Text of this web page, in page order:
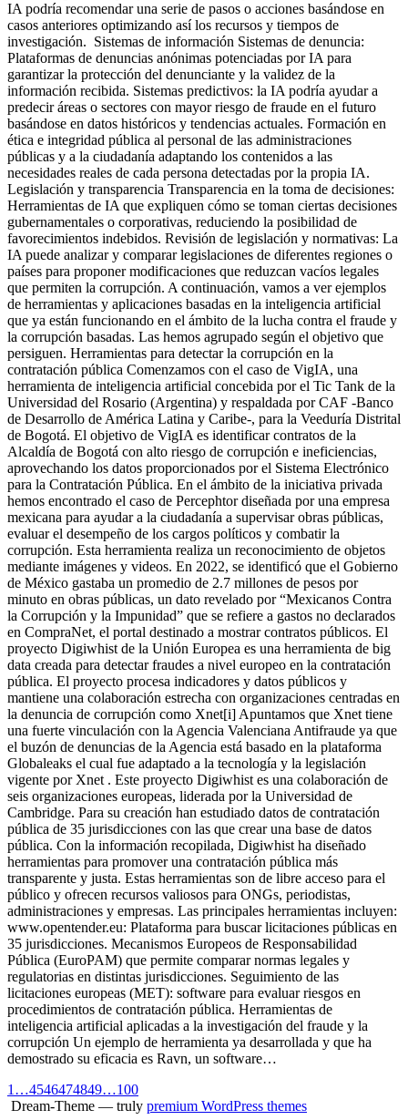
IA podría recomendar una serie de pasos o acciones basándose en
casos anteriores optimizando así los recursos y tiempos de
investigación. Sistemas de información Sistemas de denuncia:
Plataformas de denuncias anónimas potenciadas por IA para
garantizar la protección del denunciante y la validez de la
información recibida. Sistemas predictivos: la IA podría ayudar a
predecir áreas o sectores con mayor riesgo de fraude en el futuro
basándose en datos históricos y tendencias actuales. Formación en
ética e integridad pública al personal de las administraciones
públicas y a la ciudadanía adaptando los contenidos a las
necesidades reales de cada persona detectadas por la propia IA.
Legislación y transparencia Transparencia en la toma de decisiones:
Herramientas de IA que expliquen cómo se toman ciertas decisiones
gubernamentales o corporativas, reduciendo la posibilidad de
favorecimientos indebidos. Revisión de legislación y normativas: La
IA puede analizar y comparar legislaciones de diferentes regiones o
países para proponer modificaciones que reduzcan vacíos legales
que permiten la corrupción. A continuación, vamos a ver ejemplos
de herramientas y aplicaciones basadas en la inteligencia artificial
que ya están funcionando en el ámbito de la lucha contra el fraude y
la corrupción basadas. Las hemos agrupado según el objetivo que
persiguen. Herramientas para detectar la corrupción en la
contratación pública Comenzamos con el caso de VigIA, una
herramienta de inteligencia artificial concebida por el Tic Tank de la
Universidad del Rosario (Argentina) y respaldada por CAF -Banco
de Desarrollo de América Latina y Caribe-, para la Veeduría Distrital
de Bogotá. El objetivo de VigIA es identificar contratos de la
Alcaldía de Bogotá con alto riesgo de corrupción e ineficiencias,
aprovechando los datos proporcionados por el Sistema Electrónico
para la Contratación Pública. En el ámbito de la iniciativa privada
hemos encontrado el caso de Percephtor diseñada por una empresa
mexicana para ayudar a la ciudadanía a supervisar obras públicas,
evaluar el desempeño de los cargos políticos y combatir la
corrupción. Esta herramienta realiza un reconocimiento de objetos
mediante imágenes y videos. En 2022, se identificó que el Gobierno
de México gastaba un promedio de 2.7 millones de pesos por
minuto en obras públicas, un dato revelado por “Mexicanos Contra
la Corrupción y la Impunidad” que se refiere a gastos no declarados
en CompraNet, el portal destinado a mostrar contratos públicos. El
proyecto Digiwhist de la Unión Europea es una herramienta de big
data creada para detectar fraudes a nivel europeo en la contratación
pública. El proyecto procesa indicadores y datos públicos y
mantiene una colaboración estrecha con organizaciones centradas en
la denuncia de corrupción como Xnet[i] Apuntamos que Xnet tiene
una fuerte vinculación con la Agencia Valenciana Antifraude ya que
el buzón de denuncias de la Agencia está basado en la plataforma
Globaleaks el cual fue adaptado a la tecnología y la legislación
vigente por Xnet . Este proyecto Digiwhist es una colaboración de
seis organizaciones europeas, liderada por la Universidad de
Cambridge. Para su creación han estudiado datos de contratación
pública de 35 jurisdicciones con las que crear una base de datos
pública. Con la información recopilada, Digiwhist ha diseñado
herramientas para promover una contratación pública más
transparente y justa. Estas herramientas son de libre acceso para el
público y ofrecen recursos valiosos para ONGs, periodistas,
administraciones y empresas. Las principales herramientas incluyen:
www.opentender.eu: Plataforma para buscar licitaciones públicas en
35 jurisdicciones. Mecanismos Europeos de Responsabilidad
Pública (EuroPAM) que permite comparar normas legales y
regulatorias en distintas jurisdicciones. Seguimiento de las
licitaciones europeas (MET): software para evaluar riesgos en
procedimientos de contratación pública. Herramientas de
inteligencia artificial aplicadas a la investigación del fraude y la
corrupción Un ejemplo de herramienta ya desarrollada y que ha
demostrado su eficacia es Ravn, un software…
1 …4546474849…100
Dream-Theme — truly premium WordPress themes